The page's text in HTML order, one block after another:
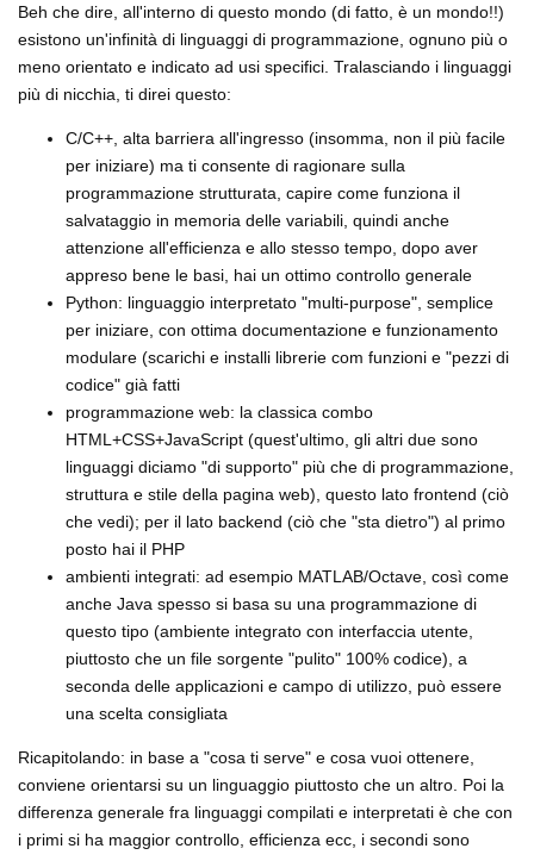
Beh che dire, all'interno di questo mondo (di fatto, è un mondo!!)
esistono un'infinità di linguaggi di programmazione, ognuno più o
meno orientato e indicato ad usi specifici. Tralasciando i linguaggi
più di nicchia, ti direi questo:
C/C++, alta barriera all'ingresso (insomma, non il più facile
per iniziare) ma ti consente di ragionare sulla
programmazione strutturata, capire come funziona il
salvataggio in memoria delle variabili, quindi anche
attenzione all'efficienza e allo stesso tempo, dopo aver
appreso bene le basi, hai un ottimo controllo generale
Python: linguaggio interpretato "multi-purpose", semplice
per iniziare, con ottima documentazione e funzionamento
modulare (scarichi e installi librerie com funzioni e "pezzi di
codice" già fatti
programmazione web: la classica combo
HTML+CSS+JavaScript (quest'ultimo, gli altri due sono
linguaggi diciamo "di supporto" più che di programmazione,
struttura e stile della pagina web), questo lato frontend (ciò
che vedi); per il lato backend (ciò che "sta dietro") al primo
posto hai il PHP
ambienti integrati: ad esempio MATLAB/Octave, così come
anche Java spesso si basa su una programmazione di
questo tipo (ambiente integrato con interfaccia utente,
piuttosto che un file sorgente "pulito" 100% codice), a
seconda delle applicazioni e campo di utilizzo, può essere
una scelta consigliata
Ricapitolando: in base a "cosa ti serve" e cosa vuoi ottenere,
conviene orientarsi su un linguaggio piuttosto che un altro. Poi la
differenza generale fra linguaggi compilati e interpretati è che con
i primi si ha maggior controllo, efficienza ecc, i secondi sono